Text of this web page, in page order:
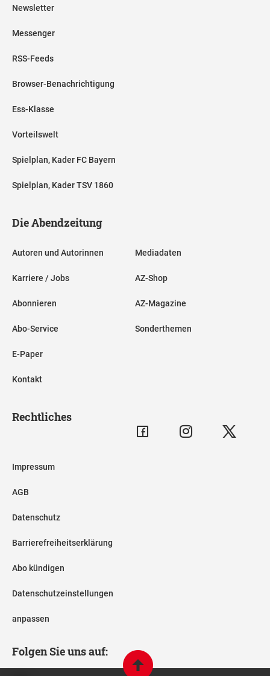
Newsletter
Messenger
RSS-Feeds
Browser-Benachrichtigung
Ess-Klasse
Vorteilswelt
Spielplan, Kader FC Bayern
Spielplan, Kader TSV 1860
Die Abendzeitung
Autoren und Autorinnen
Karriere / Jobs
Abonnieren
Abo-Service
E-Paper
Kontakt
Mediadaten
AZ-Shop
AZ-Magazine
Sonderthemen
Rechtliches
Impressum
AGB
Datenschutz
Barrierefreiheitserklärung
Abo kündigen
Datenschutzeinstellungen
anpassen
Folgen Sie uns auf: